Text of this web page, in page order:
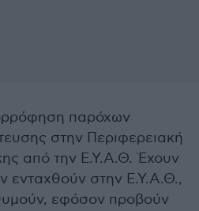
παρόχων
στην Περιφερειακή
από την Ε.Υ.Α.Θ. Έχουν
ενταχθούν στην Ε.Υ.Α.Θ.,
εφόσον προβούν